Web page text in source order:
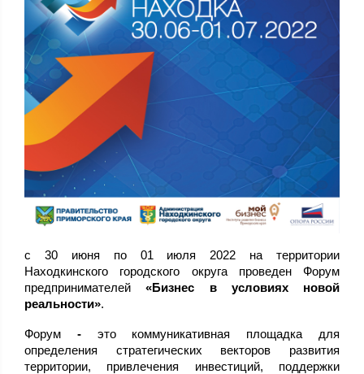
с 30 июня по 01 июля 2022 на территории
Находкинского городского округа проведен Форум
предпринимателей«Бизнес в условиях новой
реальности».
Форум - это коммуникативная площадка для
определения стратегических векторов развития
территории, привлечения инвестиций, поддержки